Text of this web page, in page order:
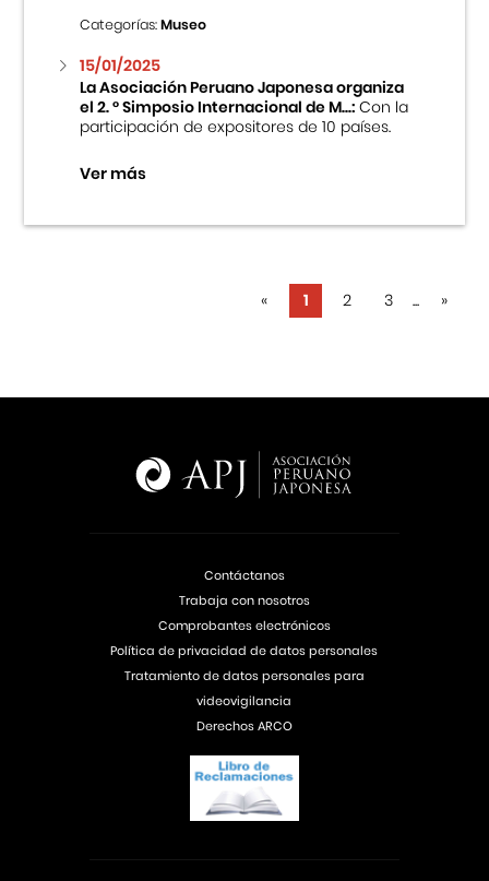
Categorías:Museo
15/01/2025
La Asociación Peruano Japonesa organiza
el 2. ° Simposio Internacional de M...:Con la
participación de expositores de 10 países.
Ver más
« 1 2 3 ... »
Contáctanos
Trabaja con nosotros
Comprobantes electrónicos
Política de privacidad de datos personales
Tratamiento de datos personales para
videovigilancia
Derechos ARCO